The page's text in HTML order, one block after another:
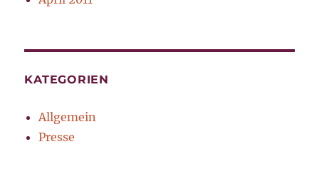
KATEGORIEN
Allgemein
Presse